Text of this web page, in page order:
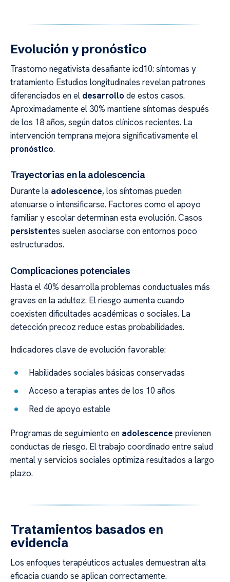
Evolución y pronóstico
Trastorno negativista desafiante icd10: síntomas y
tratamiento Estudios longitudinales revelan patrones
diferenciados en el desarrollo de estos casos.
Aproximadamente el 30% mantiene síntomas después
de los 18 años, según datos clínicos recientes. La
intervención temprana mejora significativamente el
pronóstico.
Trayectorias en la adolescencia
Durante la adolescence, los síntomas pueden
atenuarse o intensificarse. Factores como el apoyo
familiar y escolar determinan esta evolución. Casos
persistentes suelen asociarse con entornos poco
estructurados.
Complicaciones potenciales
Hasta el 40% desarrolla problemas conductuales más
graves en la adultez. El riesgo aumenta cuando
coexisten dificultades académicas o sociales. La
detección precoz reduce estas probabilidades.
Indicadores clave de evolución favorable:
Habilidades sociales básicas conservadas
Acceso a terapias antes de los 10 años
Red de apoyo estable
Programas de seguimiento en adolescence previenen
conductas de riesgo. El trabajo coordinado entre salud
mental y servicios sociales optimiza resultados a largo
plazo.
Tratamientos basados en
evidencia
Los enfoques terapéuticos actuales demuestran alta
eficacia cuando se aplican correctamente.